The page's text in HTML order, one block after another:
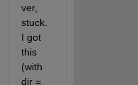
ver,
stuck.
I got
this
(with
dir =